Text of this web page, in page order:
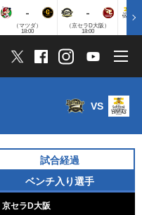
-
（マツダ）
18:00
-
（京セラD大阪）
18:00
VS
試合経過
ベンチ入り選手
京セラD大阪